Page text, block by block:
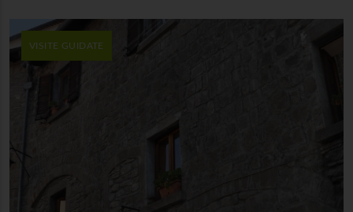
VISITE GUIDATE